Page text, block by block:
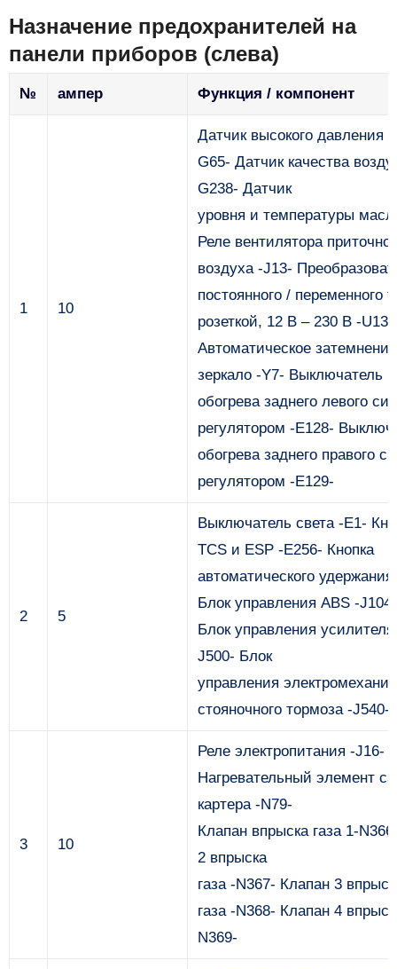
Назначение предохранителей на
панели приборов (слева)
№ ампер Функция / компонент
1 10
Датчик высокого давления -
G65- Датчик качества
G238- Датчик
уровня и температуры
Реле вентилятора
воздуха -J13-
постоянного / переменного
розеткой, 12 В – 230 В -U13-
Автоматическое
зеркало -Y7- Выключатель
обогрева заднего левого
регулятором -E128-
обогрева заднего правого
регулятором -E129-
2 5
Выключатель света -E1-
TCS и ESP -E256- Кнопка
автоматического
Блок управления ABS -J104-
Блок управления
J500- Блок
управления
стояночного тормоза -J540-
3 10
Реле электропитания -J16-
Нагревательный элемент
картера -N79-
Клапан впрыска газа 1-
2 впрыска
газа -N367- Клапан 3
газа -N368- Клапан 4
N369-